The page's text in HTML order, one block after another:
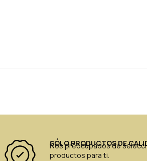
SÓLO PRODUCTOS DE
Nos preocupados de
productos para ti.